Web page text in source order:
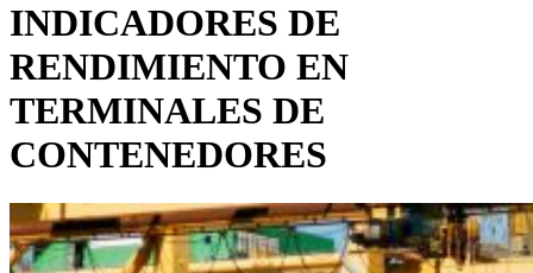
INDICADORES DE
RENDIMIENTO EN
TERMINALES DE
CONTENEDORES